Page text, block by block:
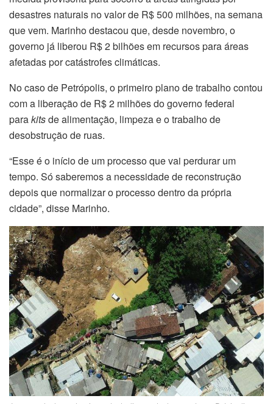
desastres naturais no valor de R$ 500 milhões, na semana
que vem. Marinho destacou que, desde novembro, o
governo já liberou R$ 2 bilhões em recursos para áreas
afetadas por catástrofes climáticas.
No caso de Petrópolis, o primeiro plano de trabalho contou
com a liberação de R$ 2 milhões do governo federal
parakitsde alimentação, limpeza e o trabalho de
desobstrução de ruas.
“Esse é o início de um processo que vai perdurar um
tempo. Só saberemos a necessidade de reconstrução
depois que normalizar o processo dentro da própria
cidade”, disse Marinho.